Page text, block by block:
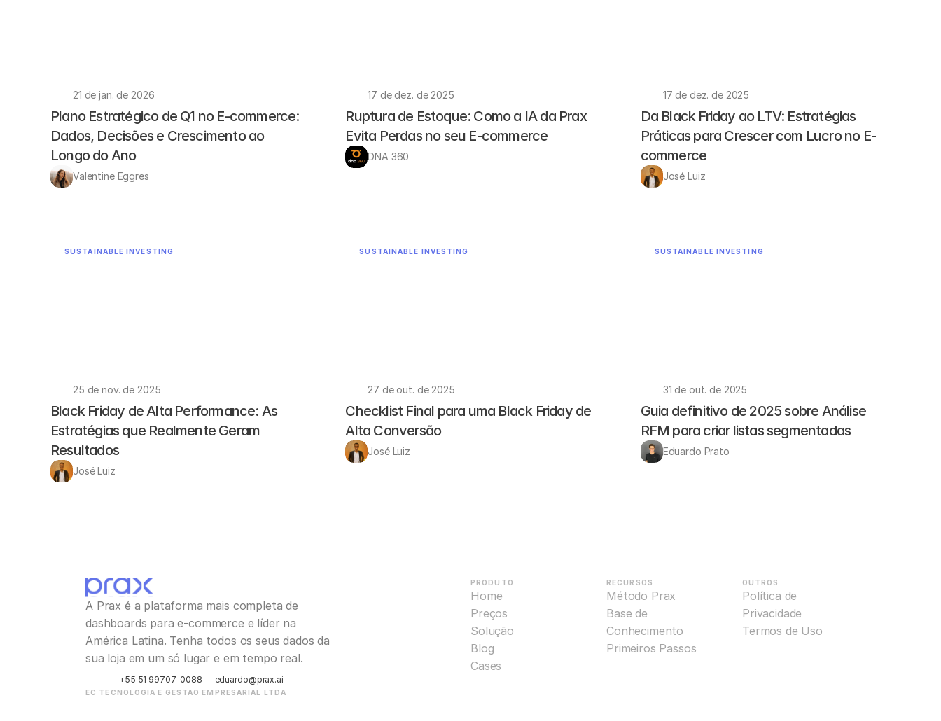
21 de jan. de 2026
Plano Estratégico de Q1 no E-commerce:
Dados, Decisões e Crescimento ao
Longo do Ano
Valentine Eggres
17 de dez. de 2025
Ruptura de Estoque: Como a IA da Prax
Evita Perdas no seu E-commerce
DNA 360
17 de dez. de 2025
Da Black Friday ao LTV: Estratégias
Práticas para Crescer com Lucro no E-
commerce
José Luiz
SUSTAINABLE INVESTING
25 de nov. de 2025
Black Friday de Alta Performance: As
Estratégias que Realmente Geram
Resultados
José Luiz
SUSTAINABLE INVESTING
27 de out. de 2025
Checklist Final para uma Black Friday de
Alta Conversão
José Luiz
SUSTAINABLE INVESTING
31 de out. de 2025
Guia definitivo de 2025 sobre Análise
RFM para criar listas segmentadas
Eduardo Prato
A Prax é a plataforma mais completa de
dashboards para e-commerce e líder na
América Latina. Tenha todos os seus dados da
sua loja em um só lugar e em tempo real.
+55 51 99707-0088 — eduardo@prax.ai
EC TECNOLOGIA E GESTAO EMPRESARIAL LTDA
PRODUTO
Home
Preços
Solução
Blog
Cases
RECURSOS
Método Prax
Base de
Conhecimento
Primeiros Passos
OUTROS
Política de
Privacidade
Termos de Uso